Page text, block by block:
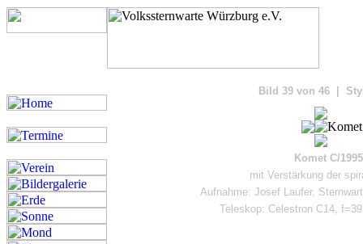
Bild 39 von 46 |
Komet C/
mit Verstärkung der
Aufnahme: Josef Laufer,
Teleskop: Celestron C14,